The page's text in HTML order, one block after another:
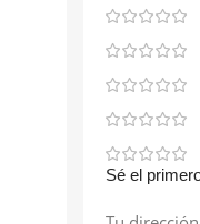
Sé el